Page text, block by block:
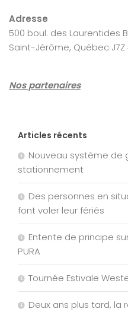
Adresse
500 boul. des Laurentides
Saint-Jérôme, Québec J7Z
Nos partenaires
Articles récents
Nouveau système de
stationnement
Des personnes en
font voler leur fériés
Entente de principe
PURA
Tournée Estivale
Deux ans plus tard, la